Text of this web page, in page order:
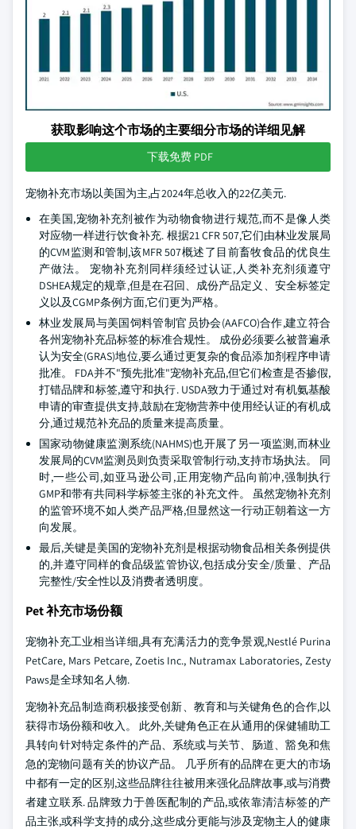
获取影响这个市场的主要细分市场的详细见解
下载免费 PDF
宠物补充市场以美国为主,占2024年总收入的22亿美元.
在美国,宠物补充剂被作为动物食物进行规范,而不是像人类
对应物一样进行饮食补充. 根据21 CFR 507,它们由林业发展局
的CVM监测和管制,该MFR 507概述了目前畜牧食品的优良生
产做法。 宠物补充剂同样须经过认证,人类补充剂须遵守
DSHEA规定的规章,但是在召回、成份产品定义、安全标签定
义以及CGMP条例方面,它们更为严格。
林业发展局与美国饲料管制官员协会(AAFCO)合作,建立符合
各州宠物补充品标签的标准合规性。 成份必须要么被普遍承
认为安全(GRAS)地位,要么通过更复杂的食品添加剂程序申请
批准。 FDA并不"预先批准"宠物补充品,但它们检查是否掺假,
打错品牌和标签,遵守和执行. USDA致力于通过对有机氨基酸
申请的审查提供支持,鼓励在宠物营养中使用经认证的有机成
分,通过规范补充品的质量来提高质量。
国家动物健康监测系统(NAHMS)也开展了另一项监测,而林业
发展局的CVM监测员则负责采取管制行动,支持市场执法。 同
时,一些公司,如亚马逊公司,正用宠物产品向前冲,强制执行
GMP和带有共同科学标签主张的补充文件。 虽然宠物补充剂
的监管环境不如人类产品严格,但显然这一行动正朝着这一方
向发展。
最后,关键是美国的宠物补充剂是根据动物食品相关条例提供
的,并遵守同样的食品级监管协议,包括成分安全/质量、产品
完整性/安全性以及消费者透明度。
Pet 补充市场份额
宠物补充工业相当详细,具有充满活力的竞争景观,Nestlé Purina
PetCare, Mars Petcare, Zoetis Inc., Nutramax Laboratories, Zesty
Paws是全球知名人物.
宠物补充品制造商积极接受创新、教育和与关键角色的合作,以
获得市场份额和收入。 此外,关键角色正在从通用的保健辅助工
具转向针对特定条件的产品、系统或与关节、肠道、豁免和焦
急的宠物问题有关的协议产品。 几乎所有的品牌在更大的市场
中都有一定的区别,这些品牌往往被用来强化品牌故事,或与消费
者建立联系. 品牌致力于兽医配制的产品,或依靠清洁标签的产
品主张,或科学支持的成分,这些成分更能与涉及宠物主人的健康